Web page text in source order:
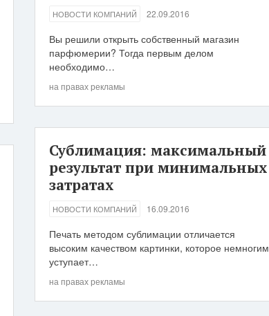
НОВОСТИ КОМПАНИЙ 22.09.2016
Вы решили открыть собственный магазин
парфюмерии? Тогда первым делом
необходимо…
на правах рекламы
Сублимация: максимальный
результат при минимальных
затратах
НОВОСТИ КОМПАНИЙ 16.09.2016
Печать методом сублимации отличается
высоким качеством картинки, которое немногим
уступает…
на правах рекламы